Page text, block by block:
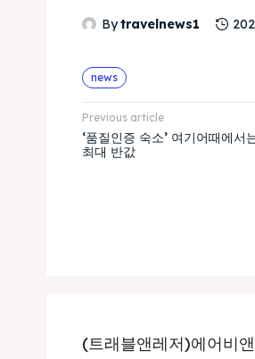
Bytravelnews1
news
Previous article
‘품질인증 숙소’ 여기어때에서
최대 반값
(트래블앤레저)에어비